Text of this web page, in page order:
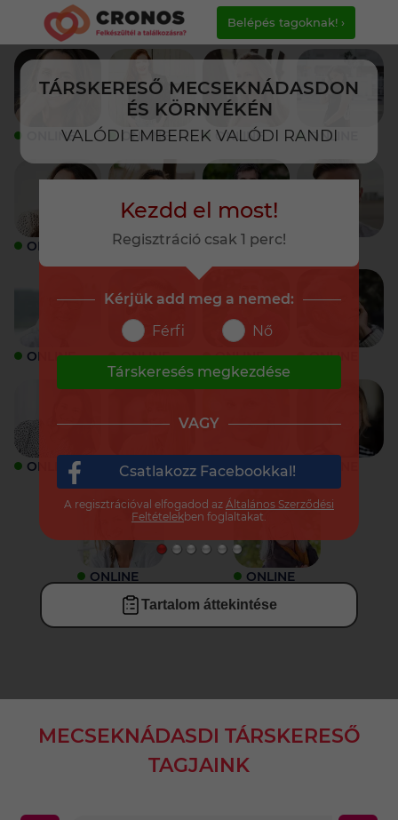
TÁRSKERESŐ MECSEKNÁDASDON
ÉS KÖRNYÉKÉN
VALÓDI EMBEREK VALÓDI RANDI
Belépés tagoknak! ›
ONLINE ONLINE ONLINE ONLINE
ONLINE ONLINE ONLINE
ONLINE ONLINE ONLINE ONLINE
ONLINE ONLINE ONLINE
ONLINE ONLINE
Tartalom áttekintése
MECSEKNÁDASDI TÁRSKERESŐ
TAGJAINK
Kezdd el most!
Regisztráció csak 1 perc!
Kérjük add meg a nemed:
Férfi
Nő
Társkeresés megkezdése
VAGY
Csatlakozz Facebookkal!
A regisztrációval elfogadod az Általános Szerződési
Feltételekben foglaltakat.